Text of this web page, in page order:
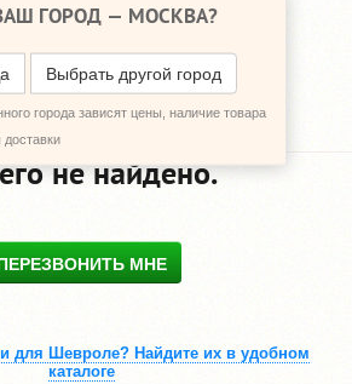
ГОРОД — МОСКВА?
Выбрать другой город
города зависят цены, наличие товара
не найдено.
МНЕ
для Шевроле? Найдите их в удобном
каталоге